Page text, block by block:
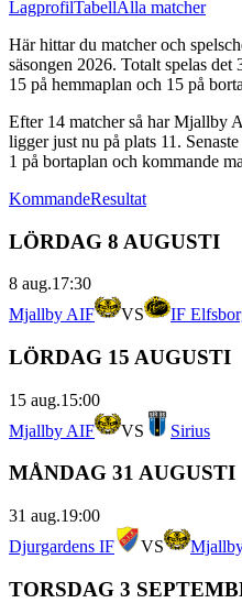
LagprofilTabellAlla matcher
Här hittar du matcher och
säsongen 2026. Totalt spelas det
15 på hemmaplan och 15 på
Efter 14 matcher så harMjallby
ligger just nu på plats 11 .
1 på bortaplan och kommande
KommandeResultat
LÖRDAG 8 AUGUSTI
8 aug.17:30
Mjallby AIF
VS IF
LÖRDAG 15 AUGUSTI
15 aug.15:00
Mjallby AIF
VS Sirius
MÅNDAG 31 AUGUSTI
31 aug.19:00
Djurgardens IF
VS
TORSDAG 3